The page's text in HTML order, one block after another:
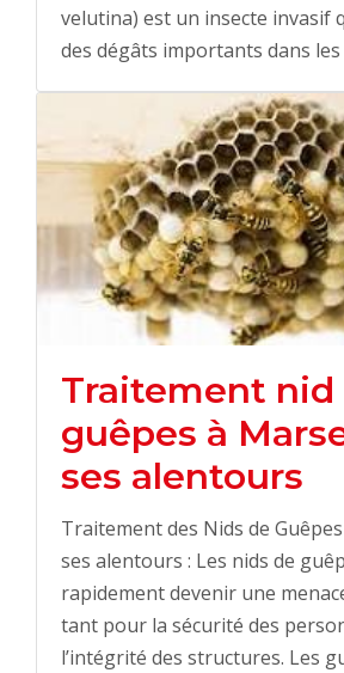
velutina) est un insecte invasif
des dégâts importants dans
Traitement nid
guêpes à
ses alentours
Traitement des Nids de
ses alentours : Les nids de
rapidement devenir une
tant pour la sécurité des
l’intégrité des structures. Les